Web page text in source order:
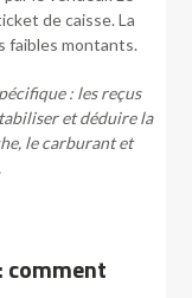
de caisse. La
faibles montants.
: les reçus
et déduire la
le carburant et
comment